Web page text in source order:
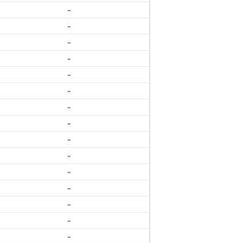
-
-
-
-
-
-
-
-
-
-
-
-
-
-
-